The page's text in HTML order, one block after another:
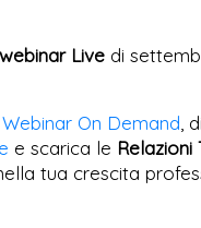
Live di
Webinar On Demand ,
e scarica le Relazioni
tua crescita